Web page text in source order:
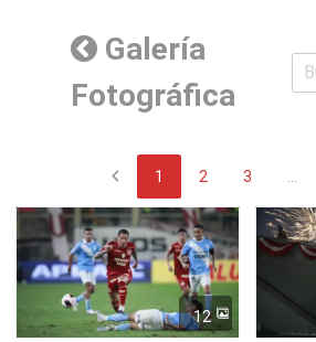
Galería
Fotográfica
chevron_left 1 2 3
12